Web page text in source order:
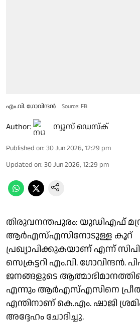
എം.വി. ഗോവിന്ദൻ Source: FB
Author: ന്യൂസ് ഡെസ്ക്
Published on: 30 Jun 2026, 12:29 pm
Updated on: 30 Jun 2026, 12:29 pm
തിരുവനന്തപുരം: യുഡിഎഫ്
ആർഎസ്എസിനോടുള്ള കൂറ്
പ്രഖ്യാപിക്കുകയാണ് എന്ന്
സെക്രട്ടറി എം.വി.
ജനങ്ങളുടെ
എന്നും ആർഎസ്എസിനെ
എന്തിനാണ് കെ.എം. ഷാജി
അദ്ദേഹം ചോദിച്ചു.